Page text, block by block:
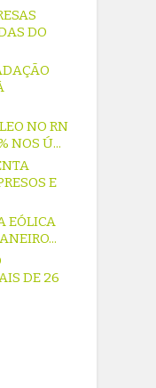
DO
NO RN
NOS Ú...
E
EÓLICA
DE 26